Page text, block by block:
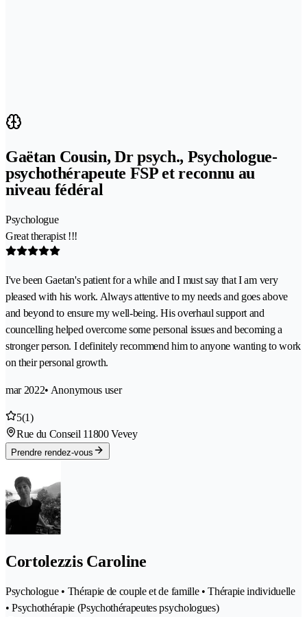
Gaëtan Cousin, Dr psych., Psychologue-
psychothérapeute FSP et reconnu au
niveau fédéral
Psychologue
Great therapist !!!
I've been Gaetan's patient for a while and I must say that I am very
pleased with his work. Always attentive to my needs and goes above
and beyond to ensure my well-being. His overhaul support and
councelling helped overcome some personal issues and becoming a
stronger person. I definitely recommend him to anyone wanting to work
on their personal growth.
mar 2022• Anonymous user
5(1)
Rue du Conseil 11800 Vevey
Prendre rendez-vous
Cortolezzis Caroline
Psychologue • Thérapie de couple et de famille • Thérapie individuelle
• Psychothérapie (Psychothérapeutes psychologues)